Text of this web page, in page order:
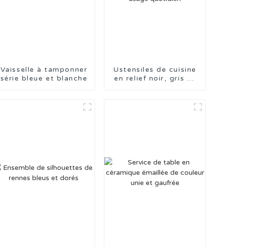
Vaisselle à tamponner
série bleue et blanche
Ustensiles de cuisine
en relief noir, gris et